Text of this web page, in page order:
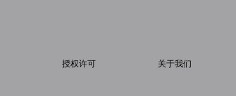
授权许可 关于我们